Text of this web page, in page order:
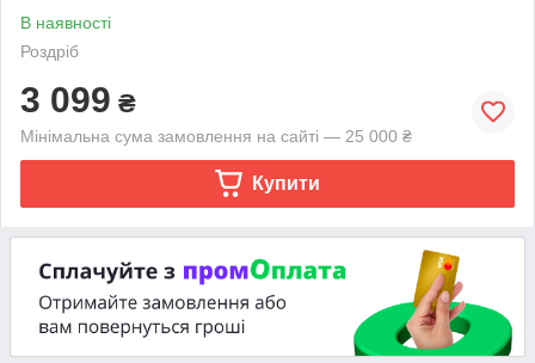
В наявності
Роздріб
3 099 ₴
Мінімальна сума замовлення на сайті — 25 000 ₴
Купити